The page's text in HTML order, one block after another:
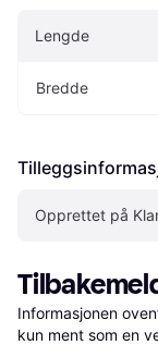
Lengde
Bredde
Opprettet på
Informasjonen
kun ment som en